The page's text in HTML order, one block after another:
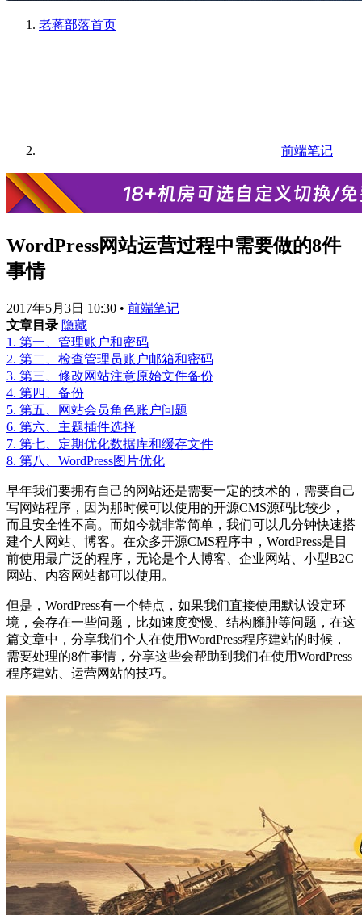
老蒋部落首页
前端笔记
WordPress网站运营过程中需要做的8件
事情
2017年5月3日 10:30 • 前端笔记
文章目录 隐藏
1. 第一、管理账户和密码
2. 第二、检查管理员账户邮箱和密码
3. 第三、修改网站注意原始文件备份
4. 第四、备份
5. 第五、网站会员角色账户问题
6. 第六、主题插件选择
7. 第七、定期优化数据库和缓存文件
8. 第八、WordPress图片优化
早年我们要拥有自己的网站还是需要一定的技术的，需要自己
写网站程序，因为那时候可以使用的开源CMS源码比较少，
而且安全性不高。而如今就非常简单，我们可以几分钟快速搭
建个人网站、博客。在众多开源CMS程序中，WordPress是目
前使用最广泛的程序，无论是个人博客、企业网站、小型B2C
网站、内容网站都可以使用。
但是，WordPress有一个特点，如果我们直接使用默认设定环
境，会存在一些问题，比如速度变慢、结构臃肿等问题，在这
篇文章中，分享我们个人在使用WordPress程序建站的时候，
需要处理的8件事情，分享这些会帮助到我们在使用WordPress
程序建站、运营网站的技巧。